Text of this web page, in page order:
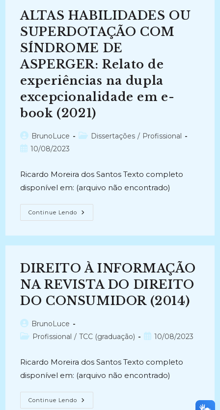
(2003-
2004)
ALTAS HABILIDADES OU
SUPERDOTAÇÃO COM
SÍNDROME DE
ASPERGER: Relato de
experiências na dupla
excepcionalidade em e-
book (2021)
Autor
do
BrunoLuce
Categoria
Dissertações / Profissional
Post10/08/2023
Ricardo Moreira dos Santos Texto completo
disponível em: (arquivo não encontrado)
Continue Lendo ALTAS
HABILIDADES
SÍNDROME
ASPERGER:
Relato
De
Experiências
Na
Dupla
Excepcionalidade
DIREITO À INFORMAÇÃO
NA REVISTA DO DIREITO
DO CONSUMIDOR (2014)
Autor
do
BrunoLuce
Categoria
Profissional / TCC (graduação)
Post10/08/2023
Ricardo Moreira dos Santos Texto completo
disponível em: (arquivo não encontrado)
Continue Lendo DIREITO
À